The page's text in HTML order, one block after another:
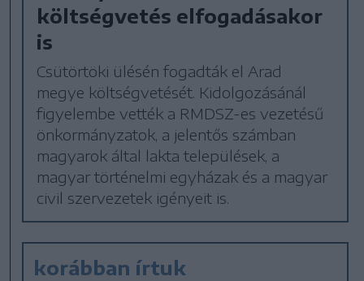
költségvetés elfogadásakor
is
Csütörtöki ülésén fogadták el Arad
megye költségvetését. Kidolgozásánál
figyelembe vették a RMDSZ-es vezetésű
önkormányzatok, a jelentős számban
magyarok által lakta települések, a
magyar történelmi egyházak és a magyar
civil szervezetek igényeit is.
korábban írtuk